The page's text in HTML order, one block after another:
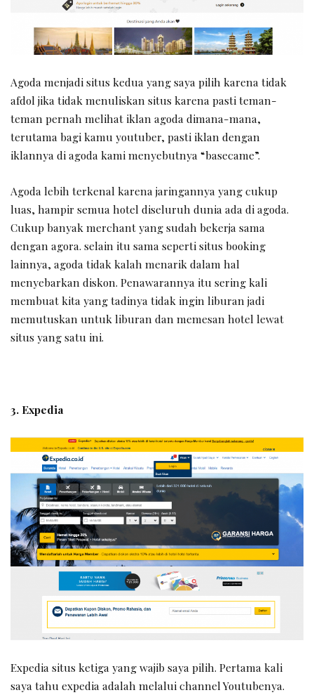
Agoda menjadi situs kedua yang saya pilih karena tidak
afdol jika tidak menuliskan situs karena pasti teman-
teman pernah melihat iklan agoda dimana-mana,
terutama bagi kamu youtuber, pasti iklan dengan
iklannya di agoda kami menyebutnya “basecame”.
Agoda lebih terkenal karena jaringannya yang cukup
luas, hampir semua hotel diseluruh dunia ada di agoda.
Cukup banyak merchant yang sudah bekerja sama
dengan agora. selain itu sama seperti situs booking
lainnya, agoda tidak kalah menarik dalam hal
menyebarkan diskon. Penawarannya itu sering kali
membuat kita yang tadinya tidak ingin liburan jadi
memutuskan untuk liburan dan memesan hotel lewat
situs yang satu ini.
3. Expedia
Expedia situs ketiga yang wajib saya pilih. Pertama kali
saya tahu expedia adalah melalui channel Youtubenya.